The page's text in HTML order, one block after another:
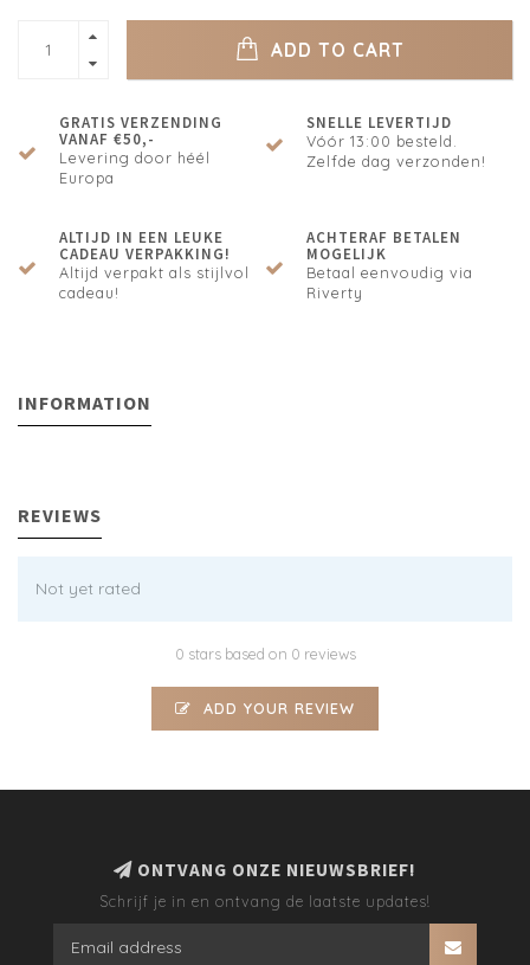
ADD TO CART
GRATIS VERZENDING
VANAF €50,-
Levering door héél
Europa
SNELLE LEVERTIJD
Vóór 13:00 besteld.
Zelfde dag verzonden!
ALTIJD IN EEN LEUKE
CADEAU VERPAKKING!
Altijd verpakt als stijlvol
cadeau!
ACHTERAF BETALEN
MOGELIJK
Betaal eenvoudig via
Riverty
INFORMATION
REVIEWS
Not yet rated
0 stars based on 0 reviews
ADD YOUR REVIEW
ONTVANG ONZE NIEUWSBRIEF!
Schrijf je in en ontvang de laatste updates!